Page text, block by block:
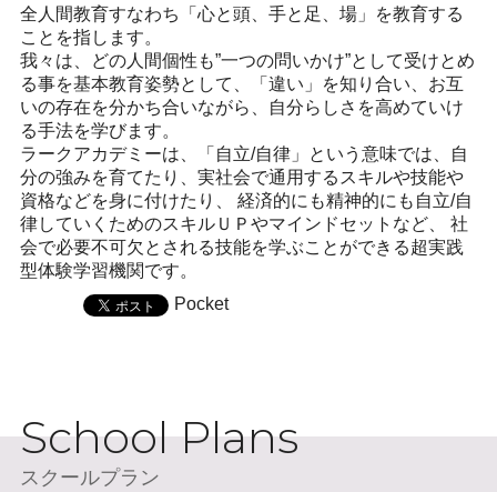
全人間教育すなわち「心と頭、手と足、場」を教育する
ことを指します。
我々は、どの人間個性も”一つの問いかけ”として受けとめ
る事を基本教育姿勢として、「違い」を知り合い、お互
いの存在を分かち合いながら、自分らしさを高めていけ
る手法を学びます。
ラークアカデミーは、「自立/自律」という意味では、自
分の強みを育てたり、実社会で通用するスキルや技能や
資格などを身に付けたり、 経済的にも精神的にも自立/自
律していくためのスキルＵＰやマインドセットなど、 社
会で必要不可欠とされる技能を学ぶことができる超実践
型体験学習機関です。
Pocket
School Plans
スクールプラン